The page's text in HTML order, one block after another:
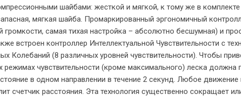
шайбами: жесткой и мягкой, к тому же в
мягкая шайба. Промаркированный эргономичный
громкости, самая тихая настройка – абсолютно бесшумная) и
встроен контроллер Интеллектуальной Чувствительности с
Колебаний (8 различных уровней чувствительности). Чтобы
режимах чувствительности (кроме максимального) леска должна
в одном направлении в течение 2 секунд. Любое движение
счетчик расстояния. Эта технология существенно сокращает